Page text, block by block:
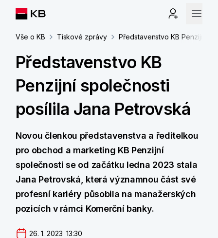
Vše o KB Tiskové zprávy Představenstvo KB Penzijní
Představenstvo KB
Penzijní společnosti
posílila Jana Petrovská
Novou členkou představenstva a ředitelkou
pro obchod a marketing KB Penzijní
společnosti se od začátku ledna 2023 stala
Jana Petrovská, která významnou část své
profesní kariéry působila na manažerských
pozicích v rámci Komerční banky.
26. 1. 2023  13:30